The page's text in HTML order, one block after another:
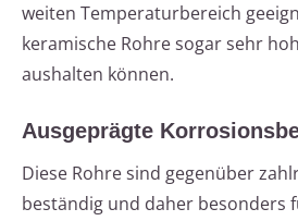
weiten Temperaturbereich
keramische Rohre sogar sehr
aushalten können.
Ausgeprägte
Diese Rohre sind gegenüber
beständig und daher besonders